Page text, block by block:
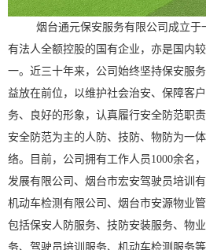
烟台通元保安服务有限公司成立于
有法人全额控股的国有企业，亦是国内
一。近三十年来，公司始终坚持保安服
益放在前位，以维护社会治安、保障客
务、良好的形象，认真履行安全防范职
安全防范为主的人防、技防、物防为一
络。目前，公司拥有工作人员1000余名
发展有限公司、烟台市宏安驾驶员培训
机动车检测有限公司、烟台市安源物业
包括保安人防服务、技防安装服务、物
务、驾驶员培训服务、机动车检测服务等